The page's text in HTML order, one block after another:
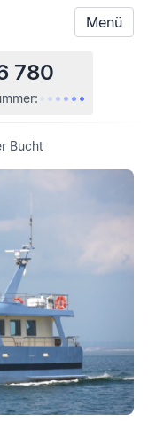
Menü
780
• • • • •
Menü
Bucht